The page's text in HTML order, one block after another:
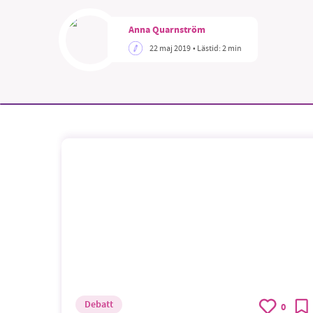
Anna Quarnström
22 maj 2019• Lästid:2 min
Debatt 0